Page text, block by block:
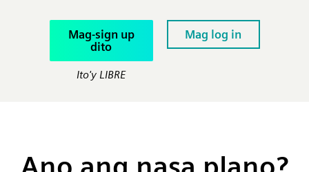
Mag-sign up
dito
Ito'y LIBRE
Mag log in